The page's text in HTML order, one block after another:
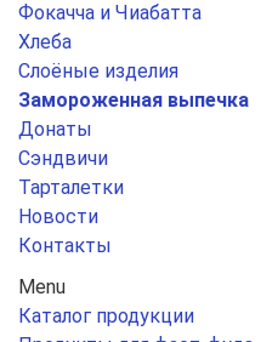
Фокачча и Чиабатта
Хлеба
Слоёные изделия
Замороженная выпечка
Донаты
Сэндвичи
Тарталетки
Новости
Контакты
Menu
Каталог продукции